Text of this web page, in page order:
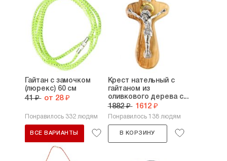
Гайтан с замочком
(люрекс) 60 см
41 ₽ от 28 ₽
Понравилось 332 людям
ВСЕ ВАРИАНТЫ
Крест нательный с
гайтаном из
оливкового дерева с...
1882 ₽ 1612 ₽
Понравилось 138 людям
В КОРЗИНУ